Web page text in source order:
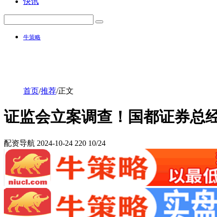
牛策略
首页/推荐/正文
证监会立案调查！国都证券总
配资导航 2024-10-24 220 10/24